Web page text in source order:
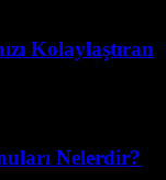
Kolaylaştıran
Nelerdir?